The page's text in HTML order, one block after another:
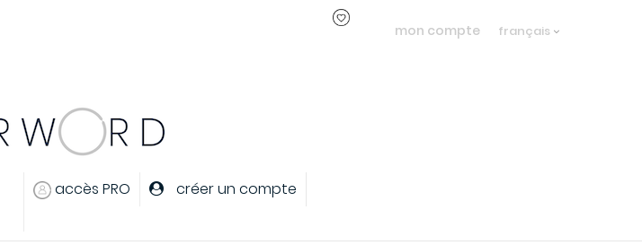
français
mon compte
accès PRO créer un compte